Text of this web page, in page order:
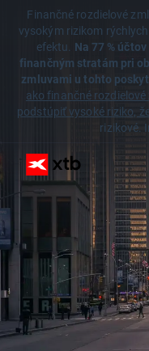
Finančné rozdielové
vysokým rizikom
efektu. Na 77 %
finančným stratám pri
zmluvami u tohto
ako finančné
podstúpiť vysoké riziko,
rizikové.